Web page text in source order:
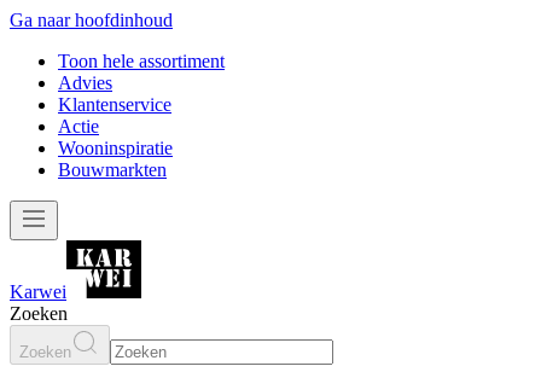
Ga naar hoofdinhoud
Toon hele assortiment
Advies
Klantenservice
Actie
Wooninspiratie
Bouwmarkten
Karwei
Zoeken
Zoeken